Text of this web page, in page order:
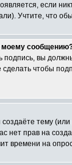
если
Учтите, что
моему
подпись, вы
чтобы
создаёте тему
нет прав на
времени на